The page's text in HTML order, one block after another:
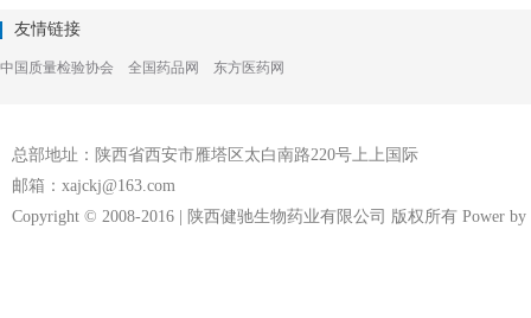
友情链接
中国质量检验协会 全国药品网 东方医药网
总部地址：陕西省西安市雁塔区太白南路220号上上国际
邮箱：xajckj@163.com
Copyright © 2008-2016 | 陕西健驰生物药业有限公司 版权所有 Power by